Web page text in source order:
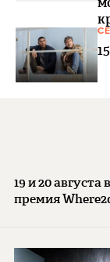
19 и 20
премия